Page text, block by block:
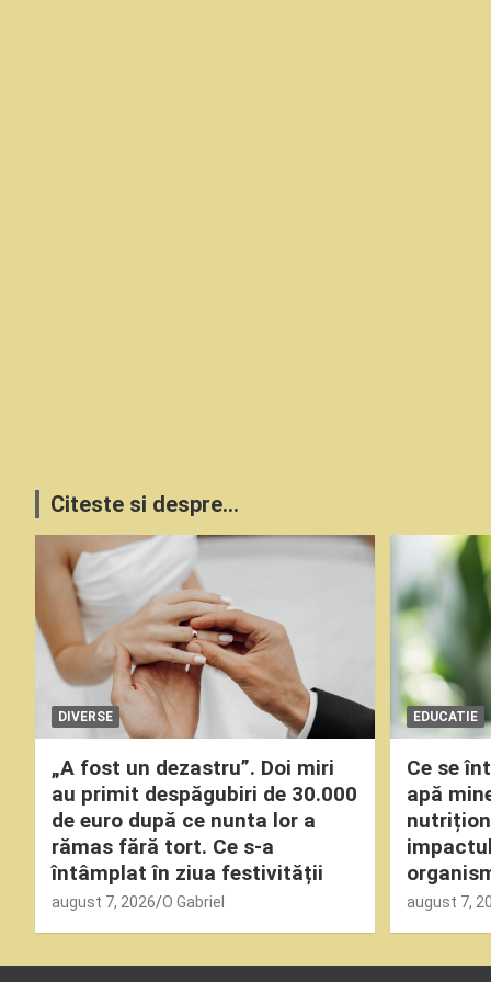
Citeste si despre...
DIVERSE
„A fost un dezastru”. Doi miri
au primit despăgubiri de 30.000
de euro după ce nunta lor a
rămas fără tort. Ce s-a
întâmplat în ziua festivității
august 7, 2026 O Gabriel
EDUCATIE
Ce se
apă
august 7,